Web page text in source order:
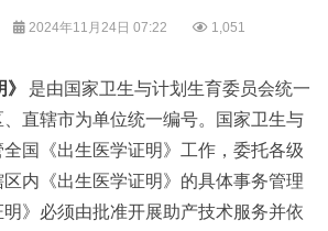
2024年11月24日 07:22 1,051
是由国家卫生与计划生育委员会统一
直辖市为单位统一编号。国家卫生与
国《出生医学证明》工作，委托各级
内《出生医学证明》的具体事务管理
》必须由批准开展助产技术服务并依